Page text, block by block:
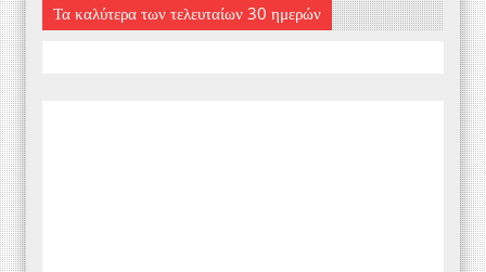
Τα καλύτερα των τελευταίων 30 ημερών